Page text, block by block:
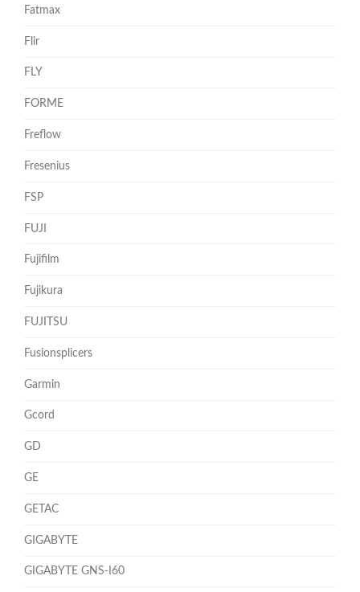
Fatmax
Flir
FLY
FORME
Freflow
Fresenius
FSP
FUJI
Fujifilm
Fujikura
FUJITSU
Fusionsplicers
Garmin
Gcord
GD
GE
GETAC
GIGABYTE
GIGABYTE GNS-I60